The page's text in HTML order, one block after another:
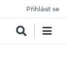
Přihlásit se